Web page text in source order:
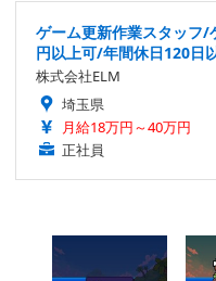
ゲーム更新作業スタッフ
円以上可/年間休日120日
株式会社ELM
埼玉県
月給18万円～40万円
正社員